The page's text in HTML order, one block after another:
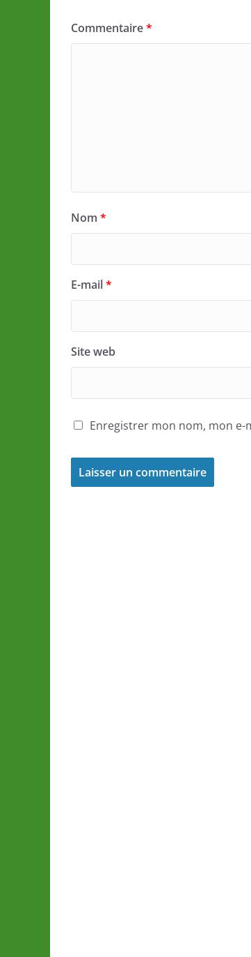
Commentaire*
Nom *
E-mail*
Site web
Enregistrer mon nom, mon